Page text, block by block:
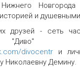
Нижнего
историей и
друзей - сеть
divocentrи
Николаевну Демину.